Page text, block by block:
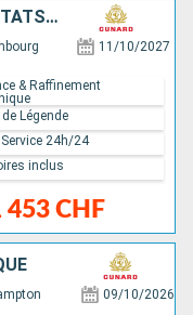
ALLEMAGNE, ROYAUME-UNI, ÉTATS-UNIS
11/10/2027
453 CHF
& Raffinement
Légende
24h/24
inclus
09/10/2026